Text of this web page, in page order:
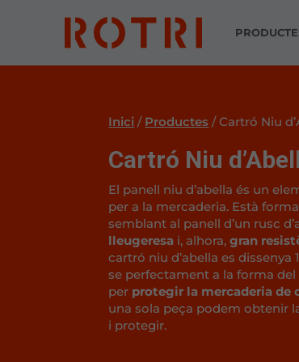
Inici / Productes /Cartró Niu
Cartró Niu
El panell niu d’abella és un
per a la mercaderia. Està
semblant al panell d’un rusc
lleugeresa i, alhora,gran
cartró niu d’abella es
se perfectament a la forma
per protegir la mercaderia de
una sola peça podem obtenir
i protegir.